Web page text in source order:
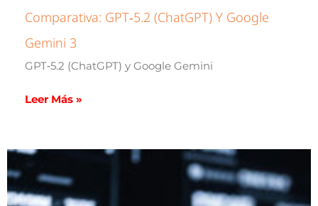
Comparativa: GPT‑5.2 (ChatGPT) Y Google
Gemini 3
GPT‑5.2 (ChatGPT) y Google Gemini
Leer Más »